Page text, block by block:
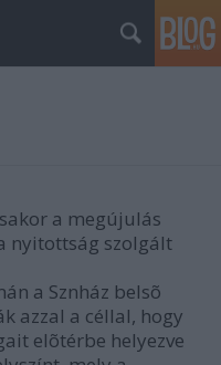
a megújulás
nyitottság szolgált
a Sznház belsõ
azzal a céllal, hogy
elõtérbe helyezve